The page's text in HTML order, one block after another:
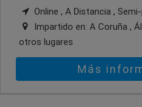
Online , A Distancia ,
Impartido en: A Coruña ,
otros lugares
Más